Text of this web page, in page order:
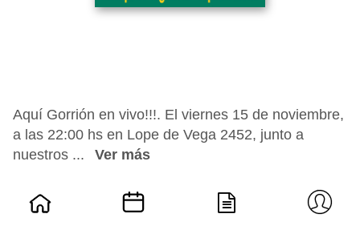
Aquí Gorrión en vivo!!!. El viernes 15 de noviembre,
a las 22:00 hs en Lope de Vega 2452, junto a
nuestros ...
Ver más